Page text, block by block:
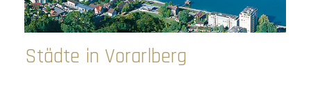
Städte in Vorarlberg